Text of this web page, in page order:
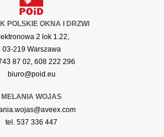
POLSKIE OKNA I DRZWI
2 lok 1.22,
03-219 Warszawa
87 02, 608 222 296
biuro@poid.eu
MELANIA WOJAS
tel. 537 336 447